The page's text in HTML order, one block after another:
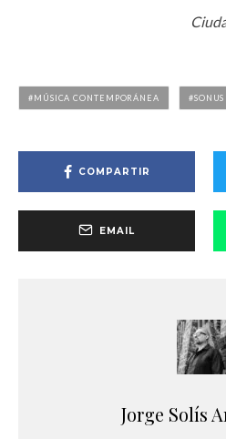
MÚSICA CONTEMPORÁNEA
COMPARTIR
EMAIL
Jorge Solís